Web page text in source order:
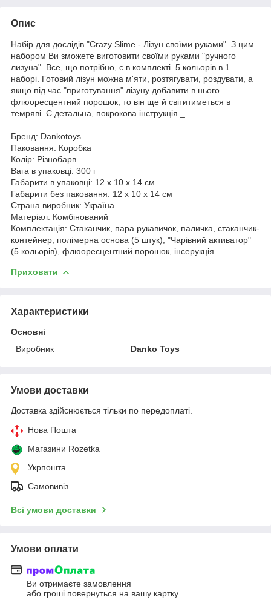
Опис
Набір для дослідів "Crazy Slime - Лізун своїми руками". З цим
набором Ви зможете виготовити своїми руками "ручного
лизуна". Все, що потрібно, є в комплекті. 5 кольорів в 1
наборі. Готовий лізун можна м'яти, розтягувати, роздувати, а
якщо під час "приготування" лізуну добавити в нього
флюоресцентний порошок, то він ще й світитиметься в
темряві. Є детальна, покрокова інструкція._
Бренд: Dankotoys
Паковання: Коробка
Колір: Різнобарв
Вага в упаковці: 300 г
Габарити в упаковці: 12 x 10 x 14 см
Габарити без паковання: 12 x 10 x 14 см
Страна виробник: Україна
Матеріал: Комбінований
Комплектація: Стаканчик, пара рукавичок, паличка, стаканчик-
контейнер, полімерна основа (5 штук), "Чарівний активатор"
(5 кольорів), флюоресцентний порошок, інсерукція
Приховати
Характеристики
Основні
Виробник
Danko Toys
Умови доставки
Доставка здійснюється тільки по передоплаті.
Нова Пошта
Магазини Rozetka
Укрпошта
Самовивіз
Всі умови доставки
Умови оплати
Ви отримаєте замовлення
або гроші повернуться на вашу картку